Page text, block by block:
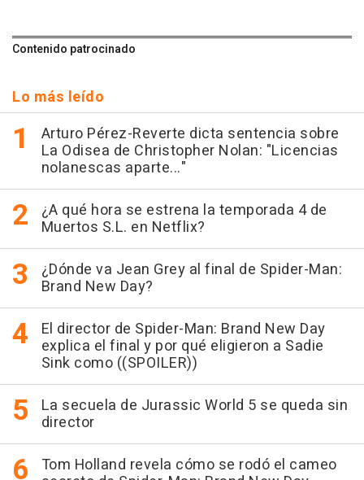
Contenido patrocinado
Lo más leído
Arturo Pérez-Reverte dicta sentencia sobre
La Odisea de Christopher Nolan: "Licencias
nolanescas aparte..."
¿A qué hora se estrena la temporada 4 de
Muertos S.L. en Netflix?
¿Dónde va Jean Grey al final de Spider-Man:
Brand New Day?
El director de Spider-Man: Brand New Day
explica el final y por qué eligieron a Sadie
Sink como ((SPOILER))
La secuela de Jurassic World 5 se queda sin
director
Tom Holland revela cómo se rodó el cameo